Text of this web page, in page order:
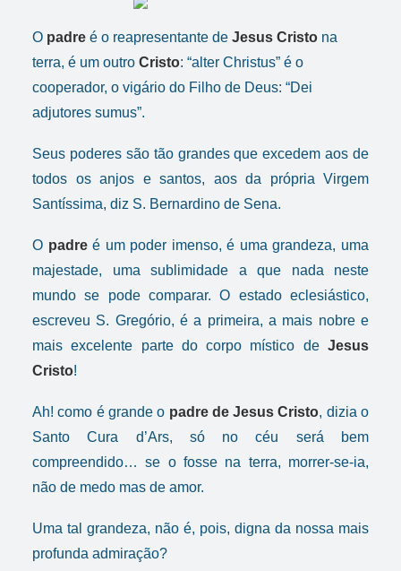
LOJA
O padre é o reapresentante de Jesus Cristo na
terra, é um outro Cristo: “alter Christus” é o
cooperador, o vigário do Filho de Deus: “Dei
adjutores sumus”.
Seus poderes são tão grandes que excedem aos de
todos os anjos e santos, aos da própria Virgem
Santíssima, diz S. Bernardino de Sena.
O padreé um poder imenso, é uma grandeza, uma
majestade, uma sublimidade a que nada neste
mundo se pode comparar. O estado eclesiástico,
escreveu S. Gregório, é a primeira, a mais nobre e
mais excelente parte do corpo místico de Jesus
Cristo!
Ah! como é grande o padre de Jesus Cristo, dizia o
Santo Cura d’Ars, só no céu será bem
compreendido… se o fosse na terra, morrer-se-ia,
não de medo mas de amor.
Uma tal grandeza, não é, pois, digna da nossa mais
profunda admiração?